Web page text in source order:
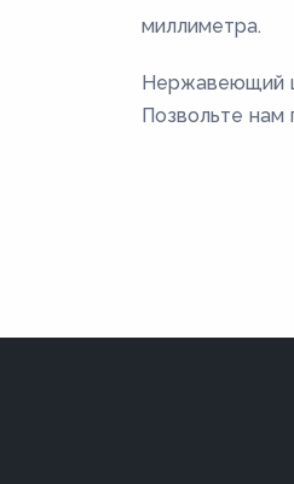
миллиметра.
Нержавеющий
Позвольте нам